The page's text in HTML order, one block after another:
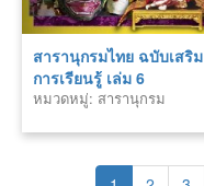
สารานุกรมไทย ฉบับเสริม
การเรียนรู้ เล่ม 6
หมวดหมู่: สารานุกรม